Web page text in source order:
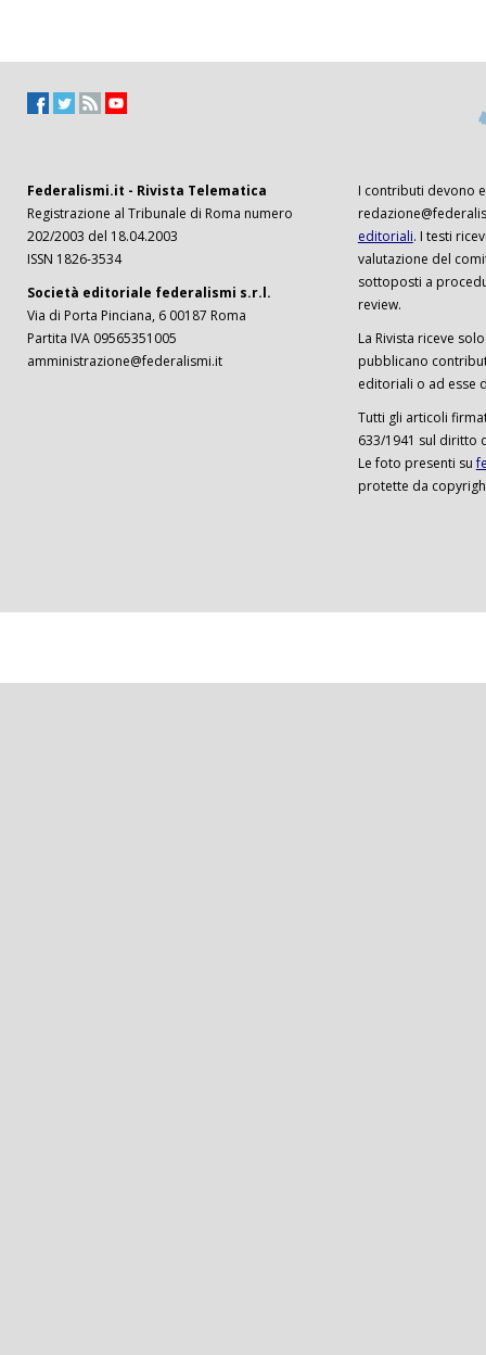
Federalismi.it - Rivista Telematica
Registrazione al Tribunale di Roma numero
202/2003 del 18.04.2003
ISSN 1826-3534
Società editoriale federalismi s.r.l.
Via di Porta Pinciana, 6 00187 Roma
Partita IVA 09565351005
amministrazione@federalismi.it
I contributi devono
editoriali. I testi
valutazione del
sottoposti a
review.
La Rivista riceve
pubblicano
editoriali o ad esse
Tutti gli articoli
633/1941 sul diritto
Le foto presenti su
protette da